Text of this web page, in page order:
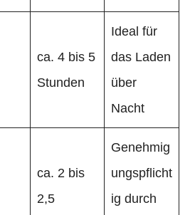
ca. 4 bis 5
Stunden
Ideal für
das Laden
über
Nacht
ca. 2 bis
2,5
Genehmig
ungspflicht
ig durch